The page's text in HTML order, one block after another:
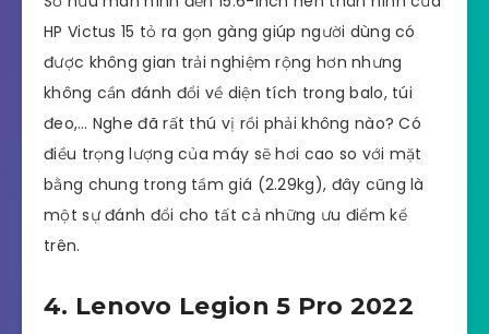
HP Victus 15 tỏ ra gọn gàng giúp người dùng có
được không gian trải nghiệm rộng hơn nhưng
không cần đánh đổi về diện tích trong balo, túi
đeo,… Nghe đã rất thú vị rồi phải không nào? Có
điều trọng lượng của máy sẽ hơi cao so với mặt
bằng chung trong tầm giá (2.29kg), đây cũng là
một sự đánh đổi cho tất cả những ưu điểm kể
trên.
4. Lenovo Legion 5 Pro 2022